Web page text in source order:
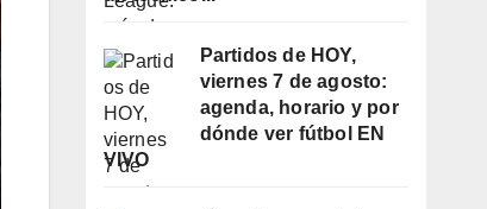
Partidos de HOY,
viernes 7 de agosto:
agenda, horario y por
dónde ver fútbol EN
VIVO